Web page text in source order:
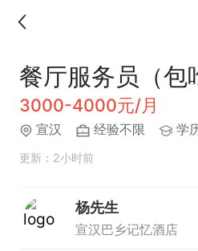
餐厅服务员（包
3000-4000元/月
宣汉 经验不限 学
更新：2小时前
杨先生
宣汉巴乡记忆酒店